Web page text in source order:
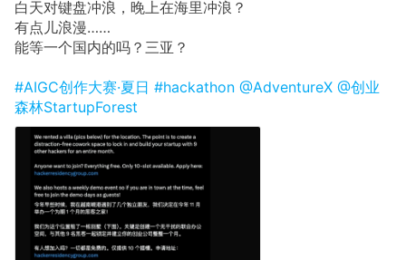
白天对键盘冲浪，晚上在海里冲浪？
有点儿浪漫……
能等一个国内的吗？三亚？
#AIGC创作大赛·夏日 #hackathon @AdventureX @创业
森林StartupForest